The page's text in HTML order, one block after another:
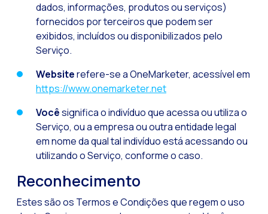
Maximize suas
Inovando a
Aproximar
Recuperação de
Bots, IA e
Seasonalities:
dados, informações, produtos ou serviços)
fornecidos por terceiros que podem ser
exibidos, incluídos ou disponibilizados pelo
Serviço.
Websiterefere-se a OneMarketer, acessível em
https://www.onemarketer.net
Vocêsignifica o indivíduo que acessa ou utiliza o
Serviço, ou a empresa ou outra entidade legal
em nome da qual tal indivíduo está acessando ou
utilizando o Serviço, conforme o caso.
Reconhecimento
Estes são os Termos e Condições que regem o uso